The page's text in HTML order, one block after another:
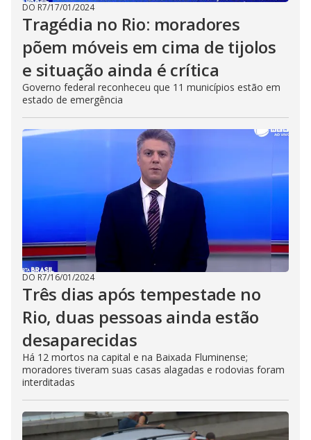
DO R7/17/01/2024
Tragédia no Rio: moradores
põem móveis em cima de tijolos
e situação ainda é crítica
Governo federal reconheceu que 11 municípios estão em
estado de emergência
DO R7/16/01/2024
Três dias após tempestade no
Rio, duas pessoas ainda estão
desaparecidas
Há 12 mortos na capital e na Baixada Fluminense;
moradores tiveram suas casas alagadas e rodovias foram
interditadas